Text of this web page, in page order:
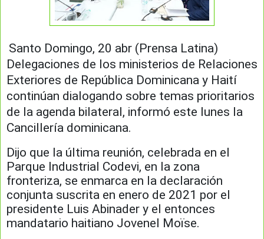
Santo Domingo, 20 abr (Prensa Latina)
Delegaciones de los ministerios de Relaciones
Exteriores de República Dominicana y Haití
continúan dialogando sobre temas prioritarios
de la agenda bilateral, informó este lunes la
Cancillería dominicana.
Dijo que la última reunión, celebrada en el
Parque Industrial Codevi, en la zona
fronteriza, se enmarca en la declaración
conjunta suscrita en enero de 2021 por el
presidente Luis Abinader y el entonces
mandatario haitiano Jovenel Moïse.